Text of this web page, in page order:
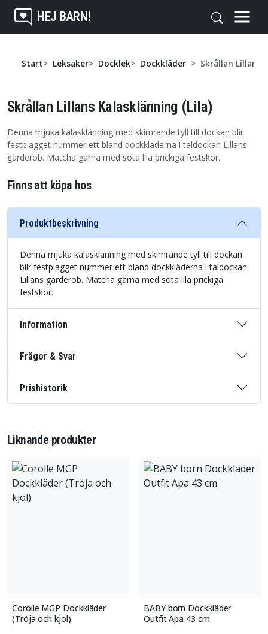
HEJ BARN!
Start Leksaker Docklek Dockkläder Skrållan Lillans
Skrållan Lillans Kalasklänning (Lila)
Denna mjuka kalasklänning med skimrande tyll till dockan blir
festplagget nummer ett bland dockkläderna i taldockan Lillans
garderob. Matcha gärna med söta lila prickiga festskor.
Finns att köpa hos
Produktbeskrivning
Denna mjuka kalasklänning med skimrande tyll till dockan
blir festplagget nummer ett bland dockkläderna i taldockan
Lillans garderob. Matcha gärna med söta lila prickiga
festskor.
Information
Frågor & Svar
Prishistorik
Liknande produkter
Corolle MGP Dockkläder
(Tröja och kjol)
BABY born Dockkläder
Outfit Apa 43 cm